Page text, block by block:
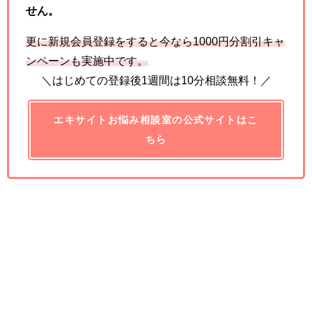
せん。
更に新規会員登録をすると今なら1000円分割引キャ
ンペーンも実施中です。
＼はじめての登録後1週間は10分相談無料！／
エキサイトお悩み相談室の公式サイトはこ
ちら